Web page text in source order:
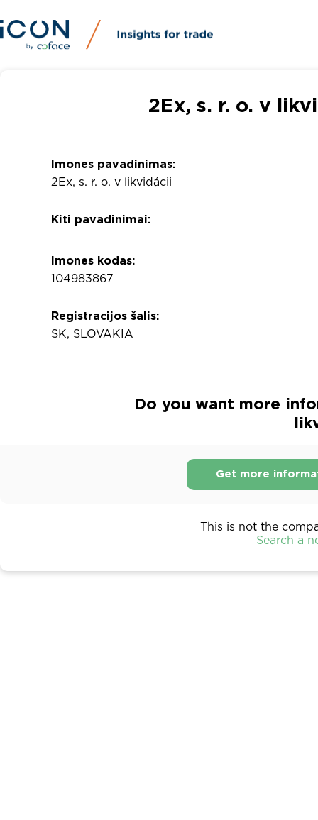
2Ex, s. r. o. v
Imones pavadinimas:
2Ex, s. r. o. v likvidácii
Kiti pavadinimai:
Imones kodas:
104983867
Registracijos šalis:
SK, SLOVAKIA
Do you want more
Get more
This is not the
Search a